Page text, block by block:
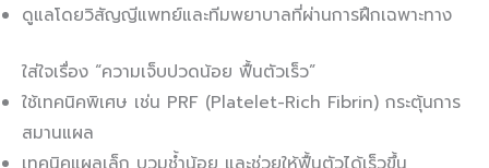
ดูแลโดยวิสัญญีแพทย์และทีมพยาบาลที่ผ่านการฝึกเฉพาะทาง
ใส่ใจเรื่อง “ความเจ็บปวดน้อย ฟื้นตัวเร็ว”
ใช้เทคนิคพิเศษ เช่น PRF (Platelet-Rich Fibrin) กระตุ้นการ
สมานแผล